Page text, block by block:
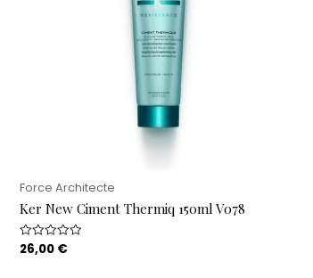
Force Architecte
Ker New Ciment Thermiq 150ml V078
Rated
0
26,00 €